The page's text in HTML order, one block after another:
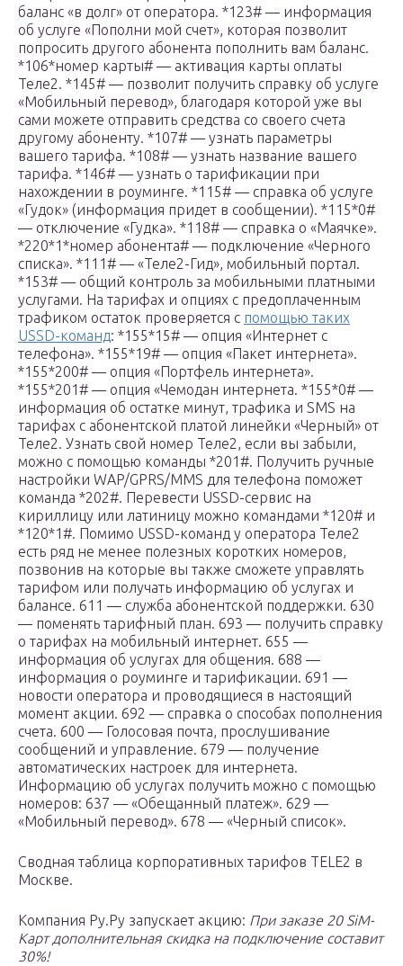
баланс «в долг» от оператора. *123# — информация
об услуге «Пополни мой счет», которая позволит
попросить другого абонента пополнить вам баланс.
*106*номер карты# — активация карты оплаты
Теле2. *145# — позволит получить справку об услуге
«Мобильный перевод», благодаря которой уже вы
сами можете отправить средства со своего счета
другому абоненту. *107# — узнать параметры
вашего тарифа. *108# — узнать название вашего
тарифа. *146# — узнать о тарификации при
нахождении в роуминге. *115# — справка об услуге
«Гудок» (информация придет в сообщении). *115*0#
— отключение «Гудка». *118# — справка о «Маячке».
*220*1*номер абонента# — подключение «Черного
списка». *111# — «Теле2-Гид», мобильный портал.
*153# — общий контроль за мобильными платными
услугами. На тарифах и опциях с предоплаченным
трафиком остаток проверяется с помощью таких
USSD-команд: *155*15# — опция «Интернет с
телефона». *155*19# — опция «Пакет интернета».
*155*200# — опция «Портфель интернета».
*155*201# — опция «Чемодан интернета. *155*0# —
информация об остатке минут, трафика и SMS на
тарифах с абонентской платой линейки «Черный» от
Теле2. Узнать свой номер Теле2, если вы забыли,
можно с помощью команды *201#. Получить ручные
настройки WAP/GPRS/MMS для телефона поможет
команда *202#. Перевести USSD-сервис на
кириллицу или латиницу можно командами *120# и
*120*1#. Помимо USSD-команд у оператора Теле2
есть ряд не менее полезных коротких номеров,
позвонив на которые вы также сможете управлять
тарифом или получать информацию об услугах и
балансе. 611 — служба абонентской поддержки. 630
— поменять тарифный план. 693 — получить справку
о тарифах на мобильный интернет. 655 —
информация об услугах для общения. 688 —
информация о роуминге и тарификации. 691 —
новости оператора и проводящиеся в настоящий
момент акции. 692 — справка о способах пополнения
счета. 600 — Голосовая почта, прослушивание
сообщений и управление. 679 — получение
автоматических настроек для интернета.
Информацию об услугах получить можно с помощью
номеров: 637 — «Обещанный платеж». 629 —
«Мобильный перевод». 678 — «Черный список».
Сводная таблица корпоративных тарифов TELE2 в
Москве.
Компания Ру.Ру запускает акцию: При заказе 20 SiM-
Карт дополнительная скидка на подключение составит
30%!